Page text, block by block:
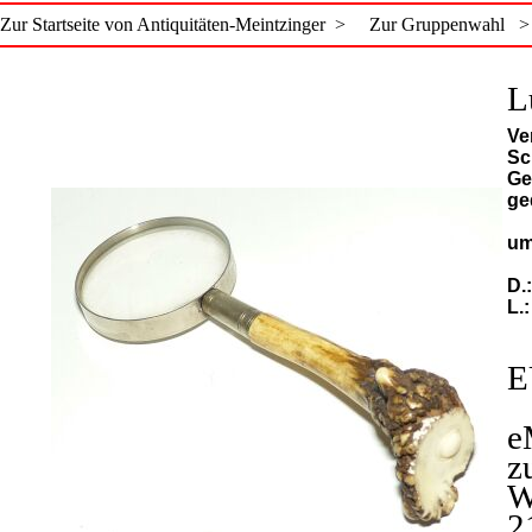
Zur Startseite von Antiquitäten-Meintzinger > Zur Gruppenwahl >